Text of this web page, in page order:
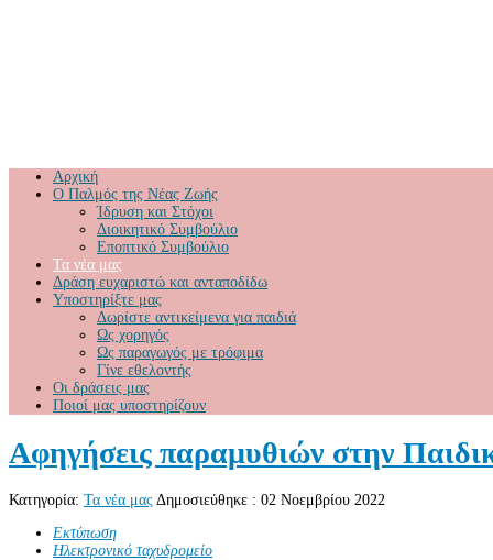
Αρχική
Ο Παλμός της Νέας Ζωής
Ίδρυση και Στόχοι
Διοικητικό Συμβούλιο
Εποπτικό Συμβούλιο
Τα νέα μας
Δράση ευχαριστώ και ανταποδίδω
Υποστηρίξτε μας
Δωρίστε αντικείμενα για παιδιά
Ως χορηγός
Ως παραγωγός με τρόφιμα
Γίνε εθελοντής
Οι δράσεις μας
Ποιοί μας υποστηρίζουν
Αφηγήσεις παραμυθιών στην
Κατηγορία: Τα νέα μας Δημοσιεύθηκε : 02 Νοεμβρίου 2022
Εκτύπωση
Ηλεκτρονικό ταχυδρομείο